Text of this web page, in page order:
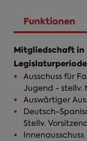
Funktionen
Mitgliedschaft in
Ausschuss für
Jugend - stellv.
Auswärtiger
Deutsch-
Stellv.